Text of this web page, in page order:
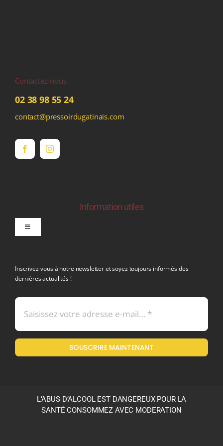
Contactez-nous
02 38 98 55 24
contact@pressoirdugatinais.com
Information utiles
Toggle
Mentions légales
Politique en matière de remboursements et de retours
Inscrivez-vous à notre newsletter et soyez toujours informés des
dernières actualités !
SOUSCRIRE MAINTENANT
L’ABUS D’ALCOOL EST DANGEREUX POUR LA
SANTÉ CONSOMMEZ AVEC MODERATION